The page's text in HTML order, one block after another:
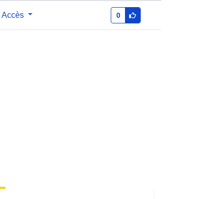
Accès 0
http://data.europa.eu/88u/dataset/fr-
120066022-srv-8544251f-d0f0-
4308-b406-53126b6fadcc